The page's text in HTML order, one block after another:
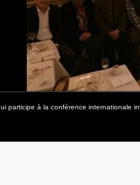
participe à la conférence internationale